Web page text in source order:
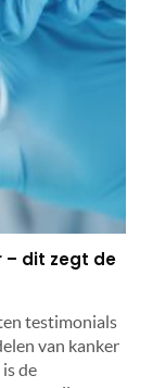
– dit zegt de
testimonials
van kanker
de